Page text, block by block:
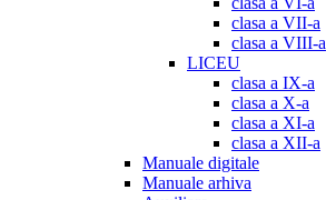
clasa a VII-a
clasa a VIII-a
LICEU
clasa a IX-a
clasa a X-a
clasa a XI-a
clasa a XII-a
Manuale digitale
Manuale arhiva